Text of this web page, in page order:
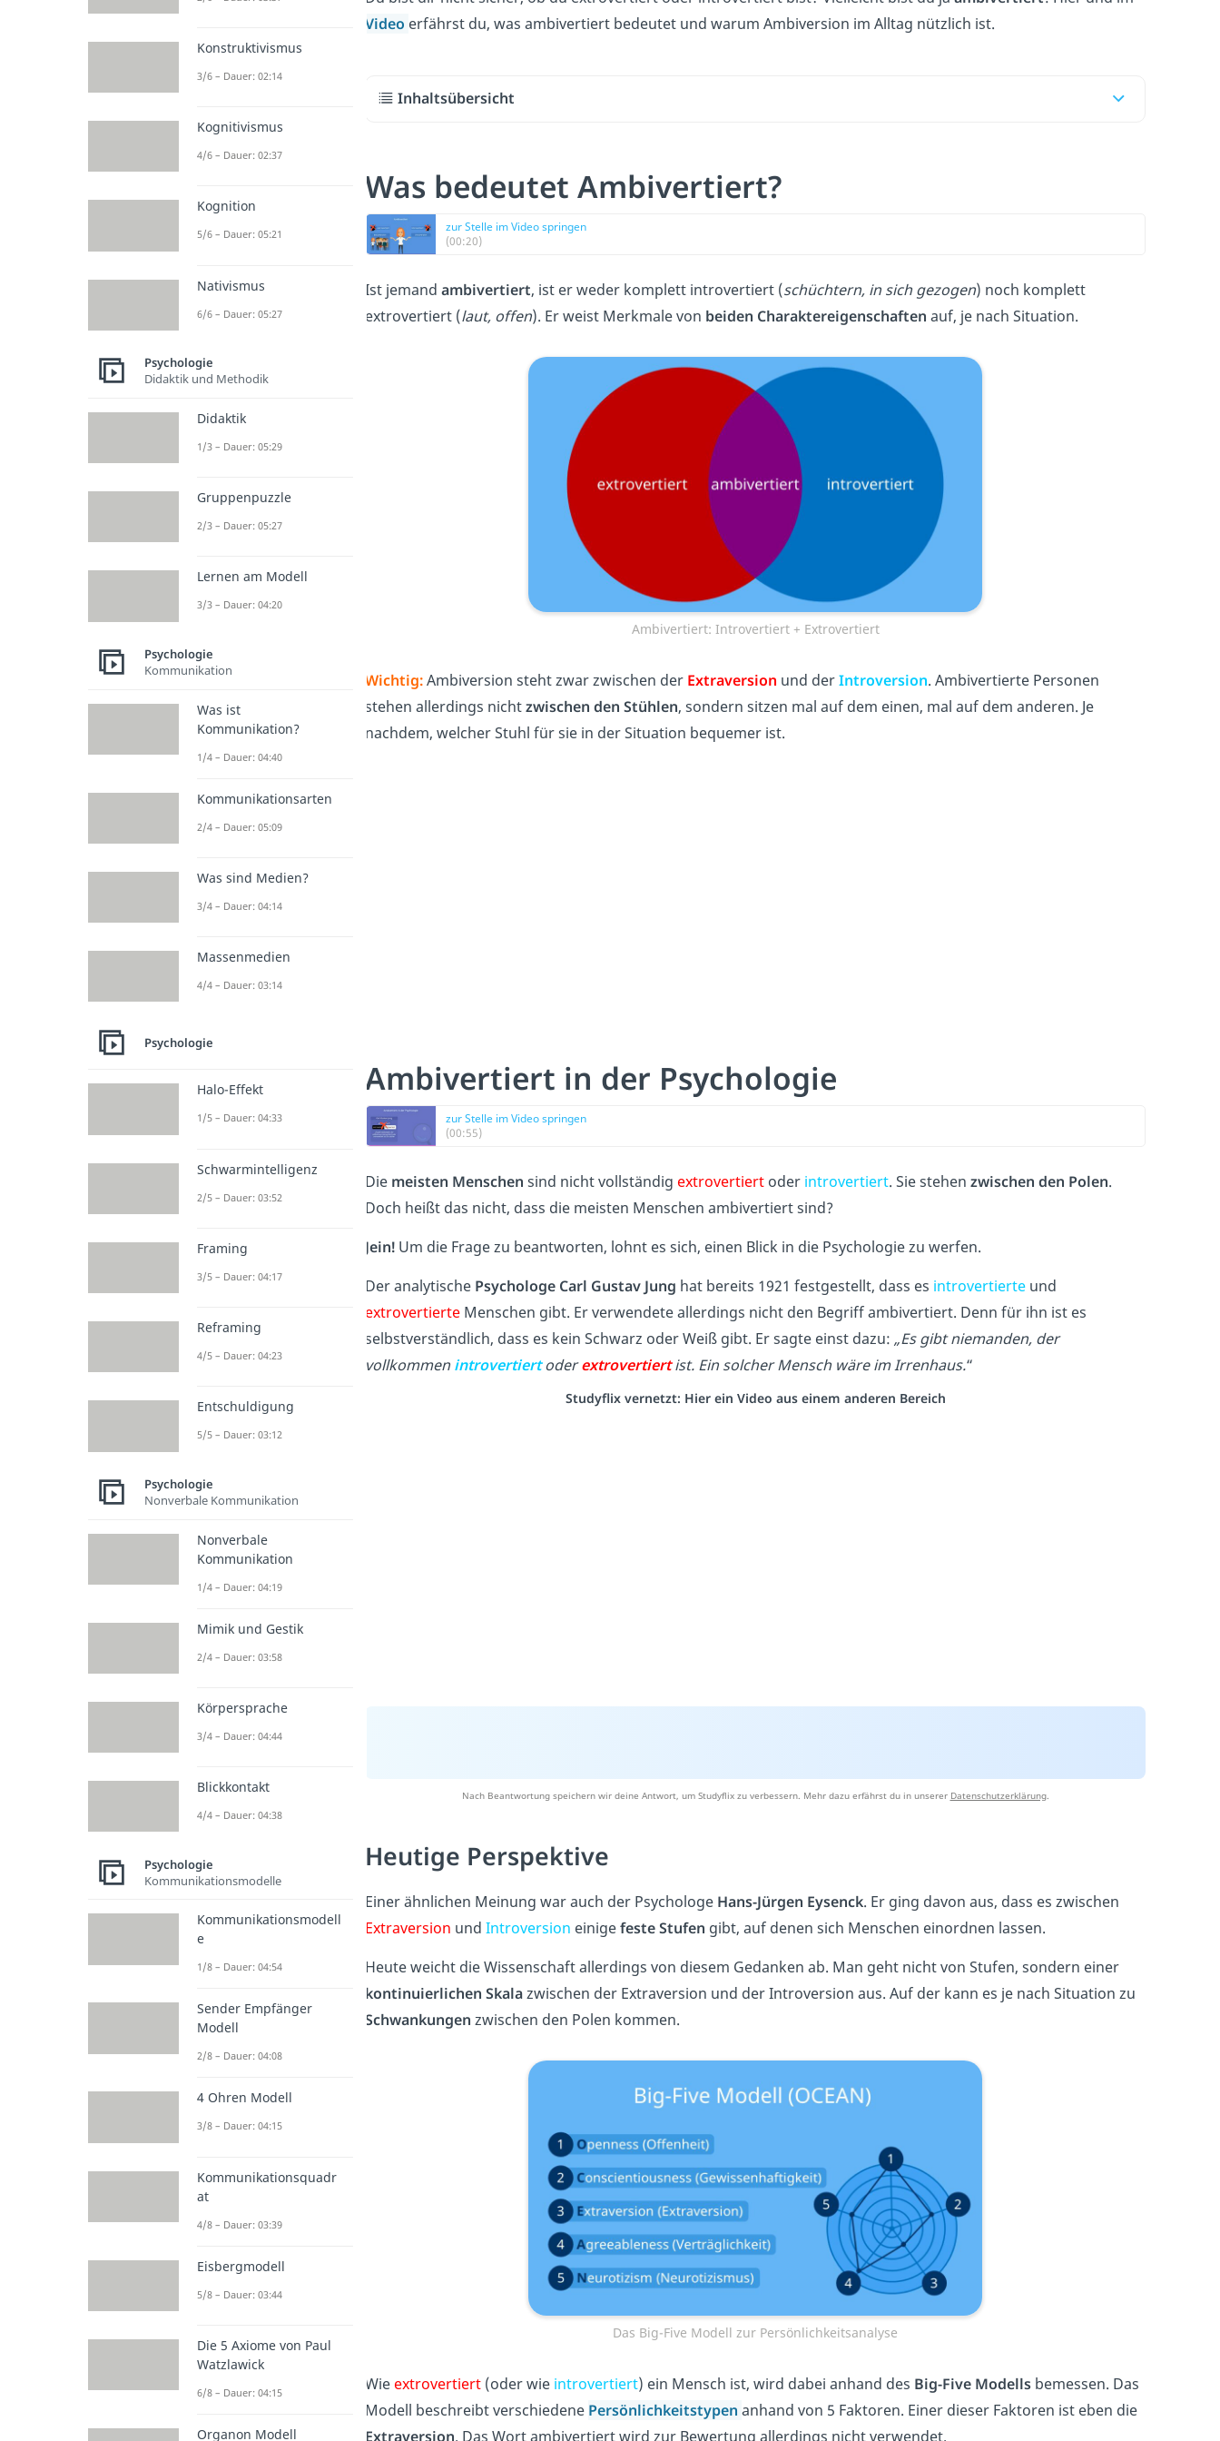
Video erfährst du, was ambivertiert bedeutet und warum Ambiversion im Alltag nützlich ist.
Inhaltsübersicht
Was bedeutet Ambivertiert?
zur Stelle im Video springen
(00:20)
Ist jemand ambivertiert, ist er weder komplett introvertiert (schüchtern, in sich gezogen) noch komplett
extrovertiert (laut, offen). Er weist Merkmale von beiden Charaktereigenschaften auf, je nach Situation.
Ambivertiert: Introvertiert + Extrovertiert
Wichtig:Ambiversion steht zwar zwischen der Extraversion und derIntroversion. Ambivertierte Personen
stehen allerdings nichtzwischen den Stühlen, sondern sitzen mal auf dem einen, mal auf dem anderen. Je
nachdem, welcher Stuhl für sie in der Situation bequemer ist.
Ambivertiert in der Psychologie
zur Stelle im Video springen
(00:55)
Die meisten Menschen sind nicht vollständig extrovertiert oder introvertiert. Sie stehen zwischen den Polen.
Doch heißt das nicht, dass die meisten Menschen ambivertiert sind?
Jein! Um die Frage zu beantworten, lohnt es sich, einen Blick in die Psychologie zu werfen.
Der analytische Psychologe Carl Gustav Jung hat bereits 1921 festgestellt, dass es introvertierte und
extrovertierte Menschen gibt. Er verwendete allerdings nicht den Begriff ambivertiert. Denn für ihn ist es
selbstverständlich, dass es kein Schwarz oder Weiß gibt. Er sagte einst dazu: „Es gibt niemanden, der
vollkommen introvertiertoderextrovertiertist. Ein solcher Mensch wäre im Irrenhaus.“
Studyflix vernetzt: Hier ein Video aus einem anderen Bereich
Nach Beantwortung speichern wir deine Antwort, um Studyflix zu verbessern. Mehr dazu erfährst du in unserer Datenschutzerklärung.
Heutige Perspektive
Einer ähnlichen Meinung war auch der Psychologe Hans-Jürgen Eysenck. Er ging davon aus, dass es zwischen
Extraversion und Introversion einigefeste Stufen gibt, auf denen sich Menschen einordnen lassen.
Heute weicht die Wissenschaft allerdings von diesem Gedanken ab. Man geht nicht von Stufen, sondern einer
kontinuierlichen Skalazwischen der Extraversion und der Introversion aus. Auf der kann es je nach Situation zu
Schwankungen zwischen den Polen kommen.
Das Big-Five Modell zur Persönlichkeitsanalyse
Wie extrovertiert (oder wie introvertiert) ein Mensch ist, wird dabei anhand des Big-Five Modells bemessen. Das
Modell beschreibt verschiedene Persönlichkeitstypen anhand von 5 Faktoren. Einer dieser Faktoren ist eben die
Extraversion. Das Wort ambivertiert wird zur Bewertung allerdings nicht verwendet.
Konstruktivismus
3/6 – Dauer: 02:14
Kognitivismus
4/6 – Dauer: 02:37
Kognition
5/6 – Dauer: 05:21
Nativismus
6/6 – Dauer: 05:27
Psychologie
Didaktik und Methodik
Didaktik
1/3 – Dauer: 05:29
Gruppenpuzzle
2/3 – Dauer: 05:27
Lernen am Modell
3/3 – Dauer: 04:20
Psychologie
Kommunikation
Was ist
Kommunikation?
1/4 – Dauer: 04:40
Kommunikationsarten
2/4 – Dauer: 05:09
Was sind Medien?
3/4 – Dauer: 04:14
Massenmedien
4/4 – Dauer: 03:14
Psychologie
Halo-Effekt
1/5 – Dauer: 04:33
Schwarmintelligenz
2/5 – Dauer: 03:52
Framing
3/5 – Dauer: 04:17
Reframing
4/5 – Dauer: 04:23
Entschuldigung
5/5 – Dauer: 03:12
Psychologie
Nonverbale Kommunikation
Nonverbale
Kommunikation
1/4 – Dauer: 04:19
Mimik und Gestik
2/4 – Dauer: 03:58
Körpersprache
3/4 – Dauer: 04:44
Blickkontakt
4/4 – Dauer: 04:38
Psychologie
Kommunikationsmodelle
Kommunikationsmodell
e
1/8 – Dauer: 04:54
Sender Empfänger
Modell
2/8 – Dauer: 04:08
4 Ohren Modell
3/8 – Dauer: 04:15
Kommunikationsquadr
at
4/8 – Dauer: 03:39
Eisbergmodell
5/8 – Dauer: 03:44
Die 5 Axiome von Paul
Watzlawick
6/8 – Dauer: 04:15
Organon Modell